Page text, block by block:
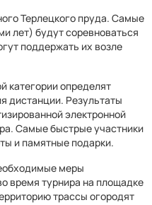
Терлецкого пруда. Самые
лет) будут соревноваться
поддержать их возле
категории определят
дистанции. Результаты
электронной
Самые быстрые участники
и памятные подарки.
меры
время турнира на площадке
трассы огородят